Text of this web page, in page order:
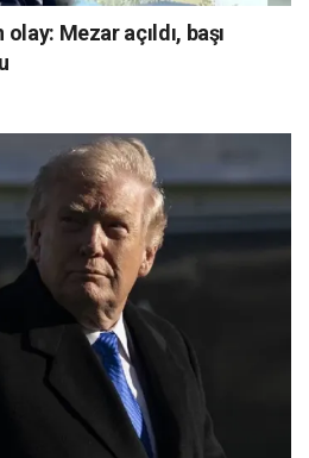
Mezar açıldı, başı